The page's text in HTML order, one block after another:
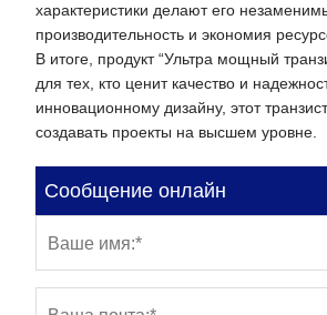
характеристики делают его
производительность и экономия
В итоге, продукт “Ультра мощный
для тех, кто ценит качество и
инновационному дизайну, этот
создавать проекты на высшем уровне.
Сообщение онлайн